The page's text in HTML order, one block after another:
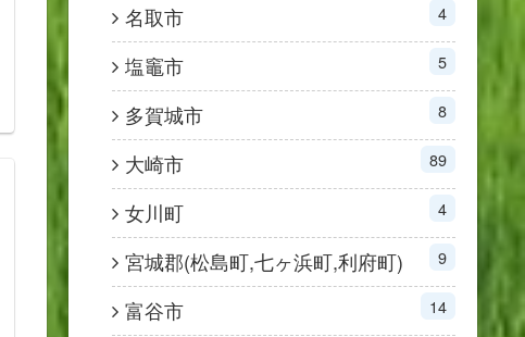
名取市 4
塩竈市 5
多賀城市 8
大崎市 89
女川町 4
宮城郡(松島町,七ヶ浜町,利府町) 9
富谷市 14